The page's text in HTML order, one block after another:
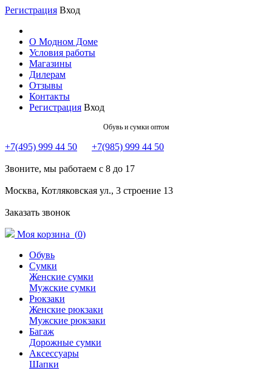
Регистрация Вход
О Модном Доме
Условия работы
Магазины
Дилерам
Отзывы
Контакты
Регистрация Вход
Обувь и сумки оптом
+7(495) 999 44 50 +7(985) 999 44 50
Звоните, мы работаем с 8 до 17
Москва, Котляковская ул., 3 строение 13
Заказать звонок
Моя корзина (0)
Обувь
Сумки
Женские сумки
Мужские сумки
Рюкзаки
Женские рюкзаки
Мужские рюкзаки
Багаж
Дорожные сумки
Аксессуары
Шапки